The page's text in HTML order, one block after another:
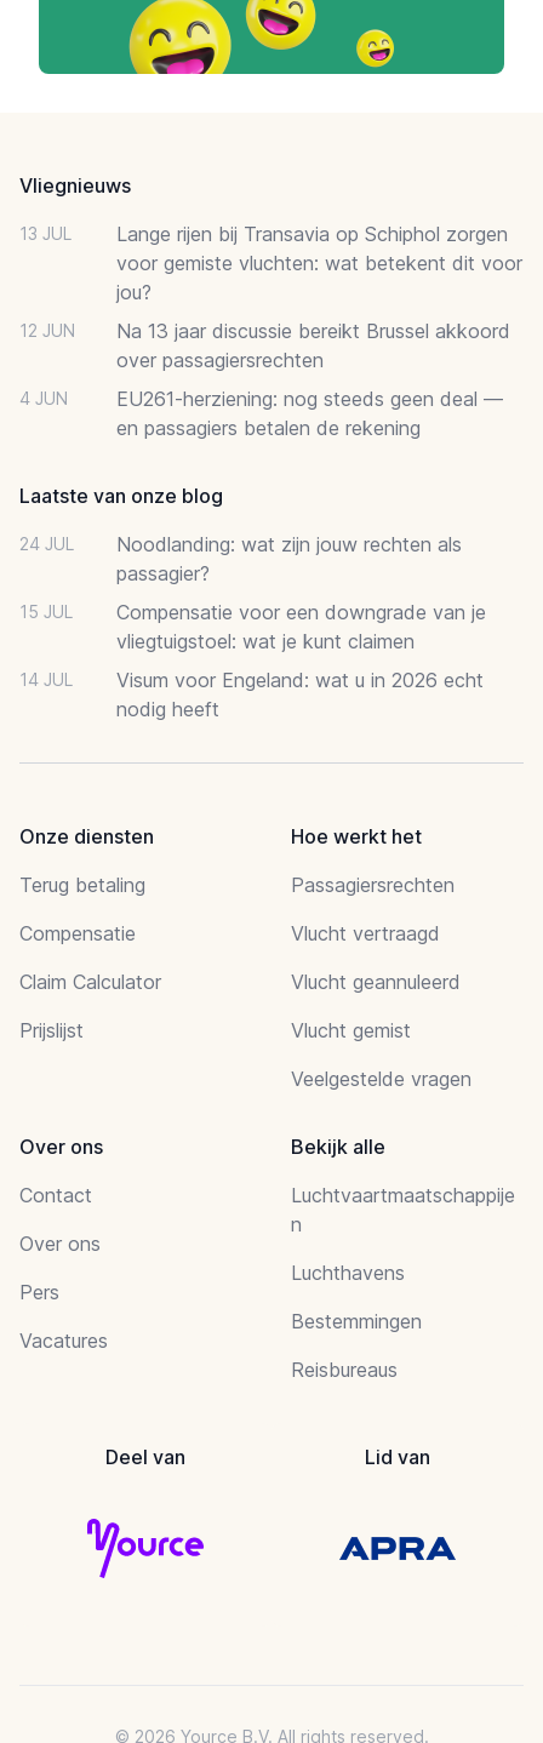
Vliegnieuws
13 JUL
Lange rijen bij Transavia op Schiphol zorgen
voor gemiste vluchten: wat betekent dit voor
jou?
12 JUN
Na 13 jaar discussie bereikt Brussel akkoord
over passagiersrechten
4 JUN
EU261-herziening: nog steeds geen deal —
en passagiers betalen de rekening
Laatste van onze blog
24 JUL
Noodlanding: wat zijn jouw rechten als
passagier?
15 JUL
Compensatie voor een downgrade van je
vliegtuigstoel: wat je kunt claimen
14 JUL
Visum voor Engeland: wat u in 2026 echt
nodig heeft
Onze diensten
Terug betaling
Compensatie
Claim Calculator
Prijslijst
Hoe werkt het
Passagiersrechten
Vlucht vertraagd
Vlucht geannuleerd
Vlucht gemist
Veelgestelde vragen
Over ons
Contact
Over ons
Pers
Vacatures
Bekijk alle
Luchtvaartmaatschappije
n
Luchthavens
Bestemmingen
Reisbureaus
Deel van Lid van
© 2026 Yource B.V. All rights reserved.